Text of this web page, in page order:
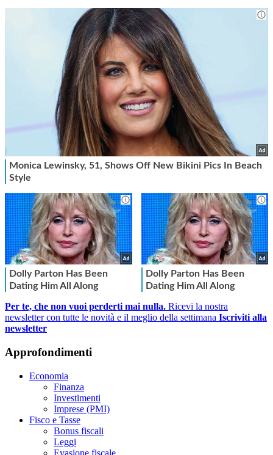
Per te, che non vuoi perderti mai nulla. Ricevi la nostra
newsletter con tutte le novità e il meglio della settimana Iscriviti alla
newsletter
Approfondimenti
Economia
Finanza
Investimenti
Imprese (PMI)
Fisco e Tasse
Bonus fiscali
Leggi
Evasione fiscale